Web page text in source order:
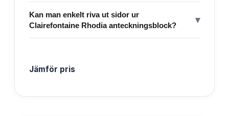
Kan man enkelt riva ut sidor ur
Clairefontaine Rhodia anteckningsblock?
▾
Jämför pris